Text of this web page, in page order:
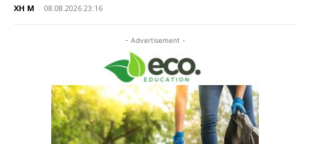
XH M - 08.08.2026 23:16
- Advertisement -